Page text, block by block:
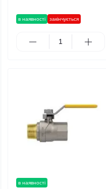
в наявності закінчується
в наявності